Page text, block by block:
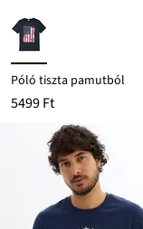
Póló tiszta pamutból
5499 Ft